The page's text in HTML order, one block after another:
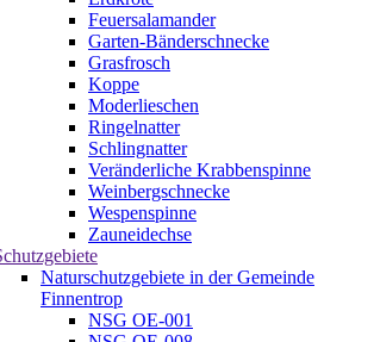
Feuersalamander
Garten-Bänderschnecke
Grasfrosch
Koppe
Moderlieschen
Ringelnatter
Schlingnatter
Veränderliche Krabbenspinne
Weinbergschnecke
Wespenspinne
Zauneidechse
Naturschutzgebiete in der Gemeinde
Finnentrop
NSG OE-001